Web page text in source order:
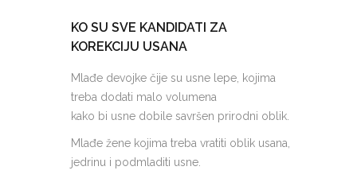
KO SU SVE KANDIDATI ZA
KOREKCIJU USANA
Mlađe devojke čije su usne lepe, kojima
treba dodati malo volumena
kako bi usne dobile savršen prirodni oblik.
Mlađe žene kojima treba vratiti oblik usana,
jedrinu i podmladiti usne.